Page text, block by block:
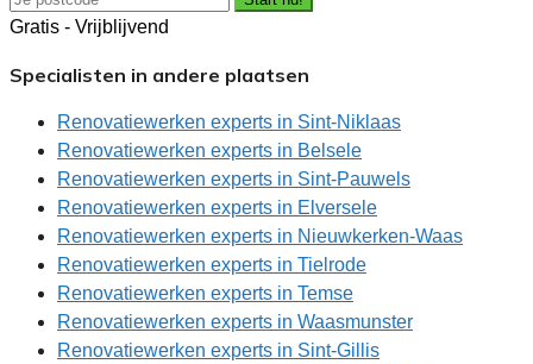
Gratis - Vrijblijvend
Specialisten in andere plaatsen
Renovatiewerken experts in Sint-Niklaas
Renovatiewerken experts in Belsele
Renovatiewerken experts in Sint-Pauwels
Renovatiewerken experts in Elversele
Renovatiewerken experts in Nieuwkerken-Waas
Renovatiewerken experts in Tielrode
Renovatiewerken experts in Temse
Renovatiewerken experts in Waasmunster
Renovatiewerken experts in Sint-Gillis